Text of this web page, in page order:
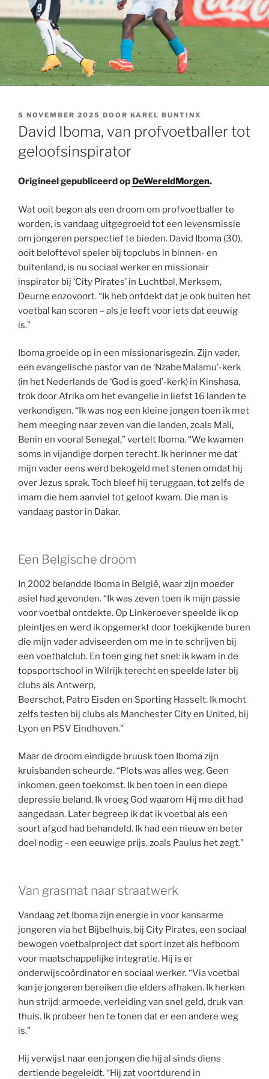
GEPLAATST
OP
5 NOVEMBER 2025 DOOR KAREL BUNTINX
David Iboma, van profvoetballer tot
geloofsinspirator
Origineel gepubliceerd op DeWereldMorgen.
Wat ooit begon als een droom om profvoetballer te
worden, is vandaag uitgegroeid tot een levensmissie
om jongeren perspectief te bieden. David Iboma (30),
ooit beloftevol speler bij topclubs in binnen- en
buitenland, is nu sociaal werker en missionair
inspirator bij ‘City Pirates’ in Luchtbal, Merksem,
Deurne enzovoort. “Ik heb ontdekt dat je ook buiten het
voetbal kan scoren – als je leeft voor iets dat eeuwig
is.”
Iboma groeide op in een missionarisgezin. Zijn vader,
een evangelische pastor van de ‘Nzabe Malamu’-kerk
(in het Nederlands de ‘God is goed’-kerk) in Kinshasa,
trok door Afrika om het evangelie in liefst 16 landen te
verkondigen. “Ik was nog een kleine jongen toen ik met
hem meeging naar zeven van die landen, zoals Mali,
Benin en vooral Senegal,” vertelt Iboma. “We kwamen
soms in vijandige dorpen terecht. Ik herinner me dat
mijn vader eens werd bekogeld met stenen omdat hij
over Jezus sprak. Toch bleef hij teruggaan, tot zelfs de
imam die hem aanviel tot geloof kwam. Die man is
vandaag pastor in Dakar.
Een Belgische droom
In 2002 belandde Iboma in België, waar zijn moeder
asiel had gevonden. “Ik was zeven toen ik mijn passie
voor voetbal ontdekte. Op Linkeroever speelde ik op
pleintjes en werd ik opgemerkt door toekijkende buren
die mijn vader adviseerden om me in te schrijven bij
een voetbalclub. En toen ging het snel: ik kwam in de
topsportschool in Wilrijk terecht en speelde later bij
clubs als Antwerp,
Beerschot, Patro Eisden en Sporting Hasselt. Ik mocht
zelfs testen bij clubs als Manchester City en United, bij
Lyon en PSV Eindhoven.”
Maar de droom eindigde bruusk toen Iboma zijn
kruisbanden scheurde. “Plots was alles weg. Geen
inkomen, geen toekomst. Ik ben toen in een diepe
depressie beland. Ik vroeg God waarom Hij me dit had
aangedaan. Later begreep ik dat ik voetbal als een
soort afgod had behandeld. Ik had een nieuw en beter
doel nodig – een eeuwige prijs, zoals Paulus het zegt.”
Van grasmat naar straatwerk
Vandaag zet Iboma zijn energie in voor kansarme
jongeren via het Bijbelhuis, bij City Pirates, een sociaal
bewogen voetbalproject dat sport inzet als hefboom
voor maatschappelijke integratie. Hij is er
onderwijscoördinator en sociaal werker. “Via voetbal
kan je jongeren bereiken die elders afhaken. Ik herken
hun strijd: armoede, verleiding van snel geld, druk van
thuis. Ik probeer hen te tonen dat er een andere weg
is.”
Hij verwijst naar een jongen die hij al sinds diens
dertiende begeleidt. “Hij zat voortdurend in